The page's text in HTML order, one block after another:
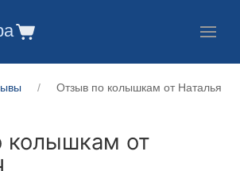
Отзыв по колышкам от Наталья
колышкам от